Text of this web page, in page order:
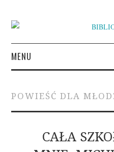
MENU
INSPIRACJE LITERACKIE
O BIBLIOTEKARZE
POWIEŚĆ DLA
CAŁA